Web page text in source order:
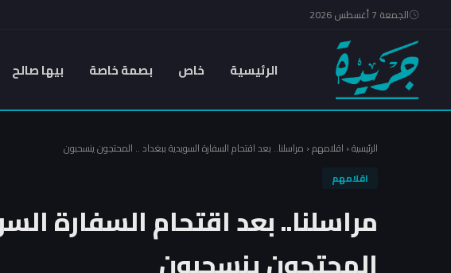
الجمعة 7 أغسطس 2026
الرئيسية خاص بصمة خاصة بيها صالح
الرئيسية‹ اقلامهم‹ مراسلنا.. بعد اقتحام السفارة السويدية ببغداد .. المحتجون ينسحبون
اقلامهم
مراسلنا.. بعد اقتحام السفارة